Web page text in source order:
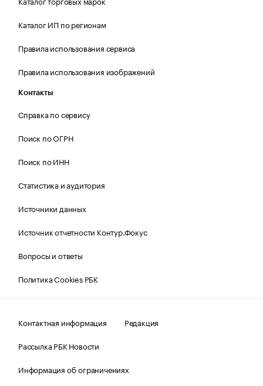
Каталог ИП по регионам
Правила использования сервиса
Правила использования изображений
Контакты
Справка по сервису
Поиск по ОГРН
Поиск по ИНН
Статистика и аудитория
Источники данных
Источник отчетности Контур.Фокус
Вопросы и ответы
Политика Cookies РБК
Контактная информация
Редакция
Рассылка РБК Новости
Информация об ограничениях